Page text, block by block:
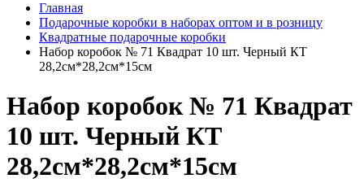
Главная
Подарочные коробки в наборах оптом и в розницу
Квадратные подарочные коробки
Набор коробок № 71 Квадрат 10 шт. Черный КТ
28,2см*28,2см*15см
Набор коробок № 71 Квадрат
10 шт. Черный КТ
28,2см*28,2см*15см